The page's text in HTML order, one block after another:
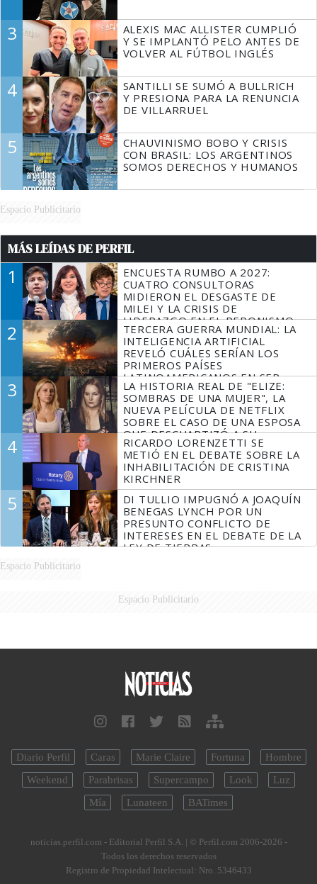
3
ALEXIS MAC ALLISTER CUMPLIÓ
Y SE IMPLANTÓ PELO ANTES DE
VOLVER AL FÚTBOL INGLÉS
4
SANTILLI SE SUMÓ A BULLRICH
Y PRESIONA PARA LA RENUNCIA
DE VILLARRUEL
5
CHAUVINISMO BOBO Y CRISIS
CON BRASIL: LOS ARGENTINOS
SOMOS DERECHOS Y HUMANOS
Espacio Publicitario
MÁS LEÍDAS DE PERFIL
1
ENCUESTA RUMBO A 2027:
CUATRO CONSULTORAS
MIDIERON EL DESGASTE DE
MILEI Y LA CRISIS DE
LIDERAZGO EN EL PERONISMO
2
TERCERA GUERRA MUNDIAL: LA
INTELIGENCIA ARTIFICIAL
REVELÓ CUÁLES SERÍAN LOS
PRIMEROS PAÍSES
LATINOAMERICANOS EN SER
DERROTADOS
3
LA HISTORIA REAL DE "ELIZE:
SOMBRAS DE UNA MUJER", LA
NUEVA PELÍCULA DE NETFLIX
SOBRE EL CASO DE UNA ESPOSA
QUE DESCUARTIZÓ A SU
MARIDO
4
RICARDO LORENZETTI SE
METIÓ EN EL DEBATE SOBRE LA
INHABILITACIÓN DE CRISTINA
KIRCHNER
5
DI TULLIO IMPUGNÓ A JOAQUÍN
BENEGAS LYNCH POR UN
PRESUNTO CONFLICTO DE
INTERESES EN EL DEBATE DE LA
LEY DE TIERRAS
Espacio Publicitario
Espacio Publicitario
Diario Perfil Caras Marie Claire Fortuna
Hombre
Weekend
Parabrisas Supercampo Look
Luz
Mía
Lunateen BATimes
noticias.perfil.com - Editorial Perfil S.A. | © Perfil.com 2006-2026 -
Todos los derechos reservados
Registro de Propiedad Intelectual: Nro. 5346433